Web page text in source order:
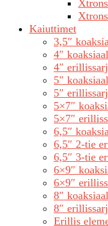
Kaiuttimet
3,5″
4″
4″
5″
5″
5×7″
5×7″
6,5″
6,5″ 2-tie
6,5″ 3-tie
6×9″
6×9″
8″
8″
Erillis